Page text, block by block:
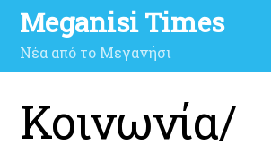
Meganisi Times
Νέα από το Μεγανήσι
Κοινωνία/